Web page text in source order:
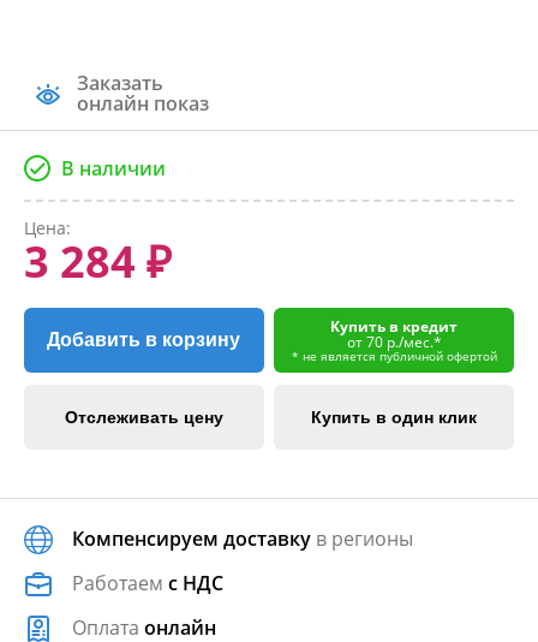
Заказать
онлайн показ
В наличии
Цена:
3 284 ₽
Добавить в корзину
Купить в кредит
от 70 р./мес.*
* не является публичной офертой
Отслеживать цену Купить в один клик
Компенсируем доставку в регионы
Работаем с НДС
Оплата онлайн